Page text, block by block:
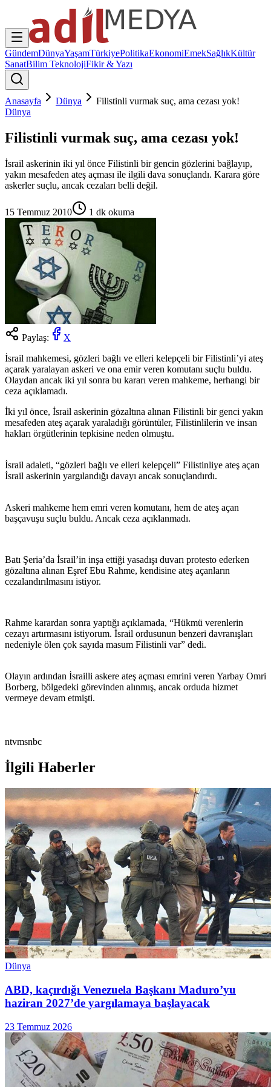
GündemDünyaYaşamTürkiyePolitikaEkonomiEmekSağlıkKültür
SanatBilim TeknolojiFikir & Yazı
Anasayfa Dünya
Filistinli vurmak suç, ama cezası yok!
Dünya
Filistinli vurmak suç, ama cezası yok!
İsrail askerinin iki yıl önce Filistinli bir gencin gözlerini bağlayıp,
yakın mesafeden ateş açması ile ilgili dava sonuçlandı. Karara göre
askerler suçlu, ancak cezaları belli değil.
15 Temmuz 2010 1 dk okuma
Paylaş:
X
İsrail mahkemesi, gözleri bağlı ve elleri kelepçeli bir Filistinli’yi ateş
açarak yaralayan askeri ve ona emir veren komutanı suçlu buldu.
Olaydan ancak iki yıl sonra bu kararı veren mahkeme, herhangi bir
ceza açıklamadı.
İki yıl önce, İsrail askerinin gözaltına alınan Filistinli bir genci yakın
mesafeden ateş açarak yaraladığı görüntüler, Filistinlilerin ve insan
hakları örgütlerinin tepkisine neden olmuştu.
İsrail adaleti, “gözleri bağlı ve elleri kelepçeli” Filistinliye ateş açan
İsrail askerinin yargılandığı davayı ancak sonuçlandırdı.
Askeri mahkeme hem emri veren komutanı, hem de ateş açan
başçavuşu suçlu buldu. Ancak ceza açıklanmadı.
Batı Şeria’da İsrail’in inşa ettiği yasadışı duvarı protesto ederken
gözaltına alınan Eşref Ebu Rahme, kendisine ateş açanların
cezalandırılmasını istiyor.
Rahme karardan sonra yaptığı açıklamada, “Hükmü verenlerin
cezayı artırmasını istiyorum. İsrail ordusunun benzeri davranışları
nedeniyle ölen çok sayıda masum Filistinli var” dedi.
Olayın ardından İsrailli askere ateş açması emrini veren Yarbay Omri
Borberg, bölgedeki görevinden alınmış, ancak orduda hizmet
vermeye devam etmişti.
ntvmsnbc
İlgili Haberler
Dünya
ABD, kaçırdığı Venezuela Başkanı Maduro’yu
haziran 2027’de yargılamaya başlayacak
23 Temmuz 2026